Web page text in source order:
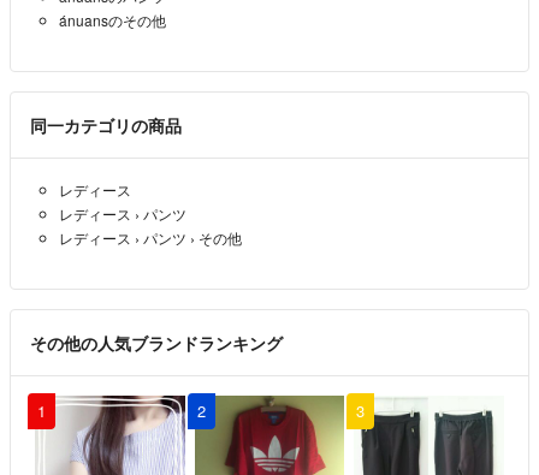
ánuansのその他
同一カテゴリの商品
レディース
レディース › パンツ
レディース › パンツ › その他
その他の人気ブランドランキング
1 2 3